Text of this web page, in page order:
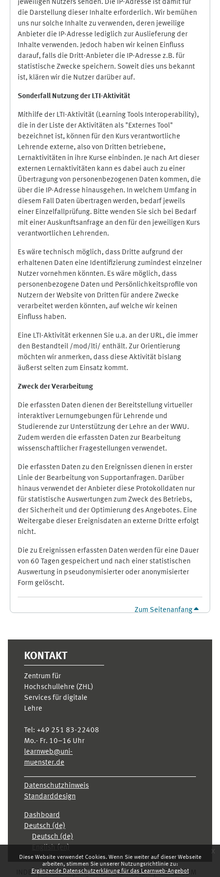
Diese Website verwendet Cookies. Wenn Sie weiter auf dieser Webseite
arbeiten, stimmen Sie unserer Nutzungsrichtlinie zu:
Ergänzende Datenschutzerklärung für das Learnweb-Angebot
x
jeweiligen Nutzers senden. Die IP-Adresse ist damit für
die Darstellung dieser Inhalte erforderlich. Wir bemühen
uns nur solche Inhalte zu verwenden, deren jeweilige
Anbieter die IP-Adresse lediglich zur Auslieferung der
Inhalte verwenden. Jedoch haben wir keinen Einfluss
darauf, falls die Dritt-Anbieter die IP-Adresse z.B. für
statistische Zwecke speichern. Soweit dies uns bekannt
ist, klären wir die Nutzer darüber auf.
Sonderfall Nutzung der LTI-Aktivität
Mithilfe der LTI-Aktivität (Learning Tools Interoperability),
die in der Liste der Aktivitäten als "Externes Tool"
bezeichnet ist, können für den Kurs verantwortliche
Lehrende externe, also von Dritten betriebene,
Lernaktivitäten in ihre Kurse einbinden. Je nach Art dieser
externen Lernaktivitäten kann es dabei auch zu einer
Übertragung von personenbezogenen Daten kommen, die
über die IP-Adresse hinausgehen. In welchem Umfang in
diesem Fall Daten übertragen werden, bedarf jeweils
einer Einzelfallprüfung. Bitte wenden Sie sich bei Bedarf
mit einer Auskunftsanfrage an den für den jeweiligen Kurs
verantwortlichen Lehrenden.
Es wäre technisch möglich, dass Dritte aufgrund der
erhaltenen Daten eine Identifizierung zumindest einzelner
Nutzer vornehmen könnten. Es wäre möglich, dass
personenbezogene Daten und Persönlichkeitsprofile von
Nutzern der Website von Dritten für andere Zwecke
verarbeitet werden könnten, auf welche wir keinen
Einfluss haben.
Eine LTI-Aktivität erkennen Sie u.a. an der URL, die immer
den Bestandteil /mod/lti/ enthält. Zur Orientierung
möchten wir anmerken, dass diese Aktivität bislang
äußerst selten zum Einsatz kommt.
Zweck der Verarbeitung
Die erfassten Daten dienen der Bereitstellung virtueller
interaktiver Lernumgebungen für Lehrende und
Studierende zur Unterstützung der Lehre an der WWU.
Zudem werden die erfassten Daten zur Bearbeitung
wissenschaftlicher Fragestellungen verwendet.
Die erfassten Daten zu den Ereignissen dienen in erster
Linie der Bearbeitung von Supportanfragen. Darüber
hinaus verwendet der Anbieter diese Protokolldaten nur
für statistische Auswertungen zum Zweck des Betriebs,
der Sicherheit und der Optimierung des Angebotes. Eine
Weitergabe dieser Ereignisdaten an externe Dritte erfolgt
nicht.
Die zu Ereignissen erfassten Daten werden für eine Dauer
von 60 Tagen gespeichert und nach einer statistischen
Auswertung in pseudonymisierter oder anonymisierter
Form gelöscht.
Zum Seitenanfang
KONTAKT
Zentrum für
Hochschullehre (ZHL)
Services für digitale
Lehre
Tel: +49 251 83-22408
Mo.- Fr. 10–16 Uhr
learnweb@uni-
muenster.de
Datenschutzhinweis
Standarddesign
Dashboard
Deutsch ‎(de)‎
Deutsch ‎(de)‎
INDEX KARRIERE DATENSCHUTZHINWEIS
IMPRESSUM